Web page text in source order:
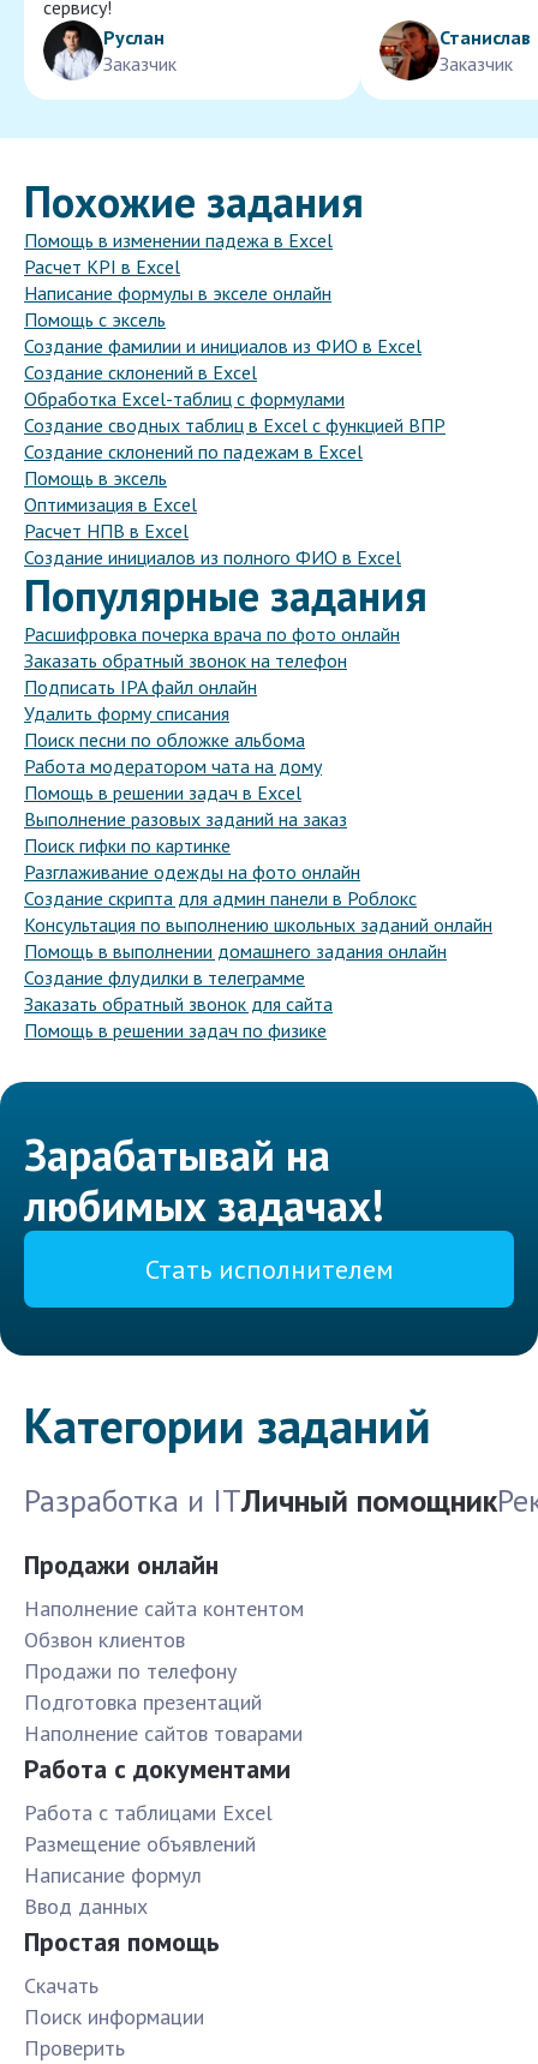
сервису!
Руслан
Заказчик
Станислав
Заказчик
Похожие задания
Помощь в изменении падежа в Excel
Расчет KPI в Excel
Написание формулы в экселе онлайн
Помощь с эксель
Создание фамилии и инициалов из ФИО в Excel
Создание склонений в Excel
Обработка Excel-таблиц с формулами
Создание сводных таблиц в Excel с функцией ВПР
Создание склонений по падежам в Excel
Помощь в эксель
Оптимизация в Excel
Расчет НПВ в Excel
Создание инициалов из полного ФИО в Excel
Популярные задания
Расшифровка почерка врача по фото онлайн
Заказать обратный звонок на телефон
Подписать IPA файл онлайн
Удалить форму списания
Поиск песни по обложке альбома
Работа модератором чата на дому
Помощь в решении задач в Excel
Выполнение разовых заданий на заказ
Поиск гифки по картинке
Разглаживание одежды на фото онлайн
Создание скрипта для админ панели в Роблокс
Консультация по выполнению школьных заданий онлайн
Помощь в выполнении домашнего задания онлайн
Создание флудилки в телеграмме
Заказать обратный звонок для сайта
Помощь в решении задач по физике
Зарабатывай на
любимых задачах!
Стать исполнителем
Категории заданий
Разработка и ITЛичный помощник
Продажи онлайн
Наполнение сайта контентом
Обзвон клиентов
Продажи по телефону
Подготовка презентаций
Наполнение сайтов товарами
Работа с документами
Работа с таблицами Excel
Размещение объявлений
Написание формул
Ввод данных
Простая помощь
Скачать
Поиск информации
Проверить